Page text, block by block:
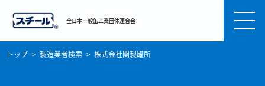
全日本一般缶工業団体連合会
トップ 製造業者検索 株式会社関製罐所